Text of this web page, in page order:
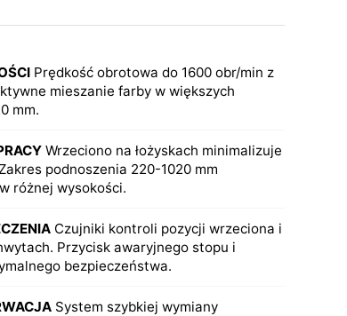
Prędkość obrotowa do 1600 obr/min z
mieszanie farby w większych
mm.
Wrzeciono na łożyskach minimalizuje
podnoszenia 220-1020 mm
różnej wysokości.
Czujniki kontroli pozycji wrzeciona i
Przycisk awaryjnego stopu i
bezpieczeństwa.
System szybkiej wymiany